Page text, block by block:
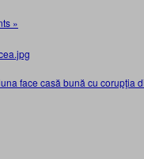
»
face casă bună cu corupţia